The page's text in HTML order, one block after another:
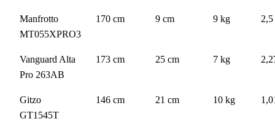
Manfrotto
MT055XPRO3
170 cm 9 cm 9 kg
Vanguard Alta
Pro 263AB
173 cm 25 cm 7 kg
Gitzo
GT1545T
146 cm 21 cm 10 kg